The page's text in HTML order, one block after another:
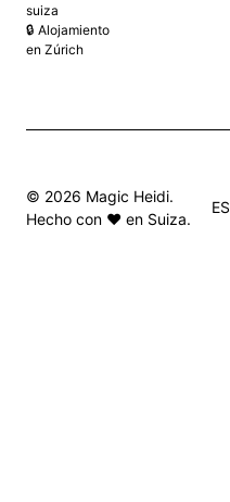
suiza
🔒 Alojamiento
en Zúrich
© 2026 Magic Heidi.
Hecho con ❤️ en Suiza.
ES